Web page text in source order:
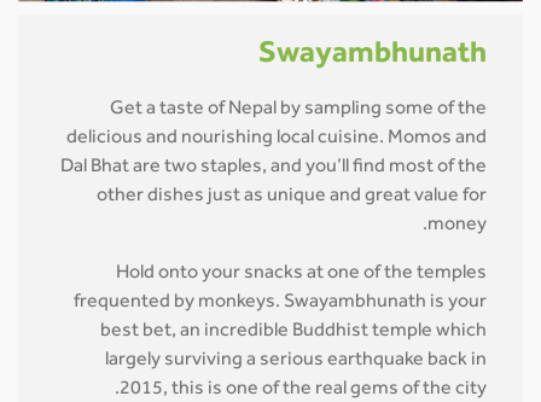
Swayambhunath
Get a taste of Nepal by sampling some of the
delicious and nourishing local cuisine. Momos and
Dal Bhat are two staples, and you’ll find most of the
other dishes just as unique and great value for
money.
Hold onto your snacks at one of the temples
frequented by monkeys. Swayambhunath is your
best bet, an incredible Buddhist temple which
largely surviving a serious earthquake back in
2015, this is one of the real gems of the city.